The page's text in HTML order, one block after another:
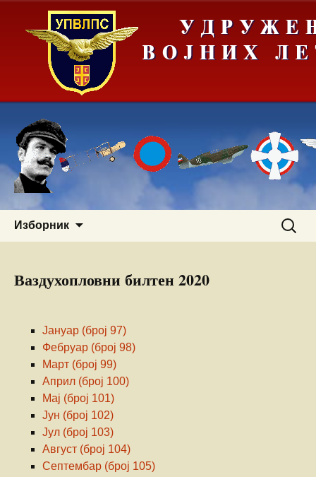
Изборник
Ваздухопловни билтен 2020
Јануар (број 97)
Фебруар (број 98)
Март (број 99)
Април (број 100)
Мај (број 101)
Јун (број 102)
Јул (број 103)
Август (број 104)
Септембар (број 105)